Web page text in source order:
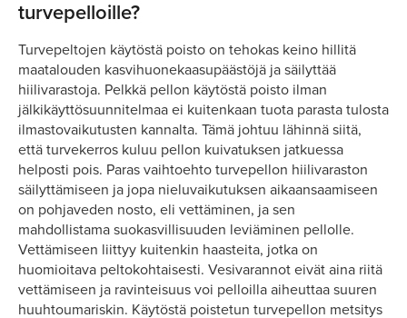
turvepelloille?
Turvepeltojen käytöstä poisto on tehokas keino hillitä
maatalouden kasvihuonekaasupäästöjä ja säilyttää
hiilivarastoja. Pelkkä pellon käytöstä poisto ilman
jälkikäyttösuunnitelmaa ei kuitenkaan tuota parasta tulosta
ilmastovaikutusten kannalta. Tämä johtuu lähinnä siitä,
että turvekerros kuluu pellon kuivatuksen jatkuessa
helposti pois. Paras vaihtoehto turvepellon hiilivaraston
säilyttämiseen ja jopa nieluvaikutuksen aikaansaamiseen
on pohjaveden nosto, eli vettäminen, ja sen
mahdollistama suokasvillisuuden leviäminen pellolle.
Vettämiseen liittyy kuitenkin haasteita, jotka on
huomioitava peltokohtaisesti. Vesivarannot eivät aina riitä
vettämiseen ja ravinteisuus voi pelloilla aiheuttaa suuren
huuhtoumariskin. Käytöstä poistetun turvepellon metsitys